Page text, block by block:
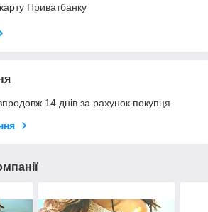
Приватбанку
14 днів за рахунок покупця